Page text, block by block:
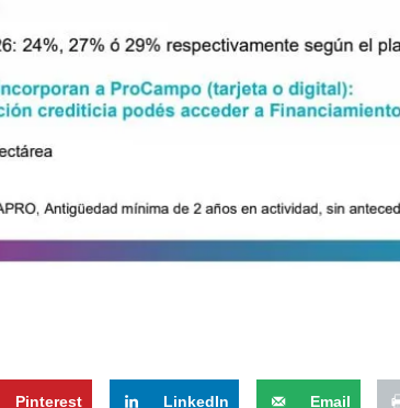
Pinterest LinkedIn Email